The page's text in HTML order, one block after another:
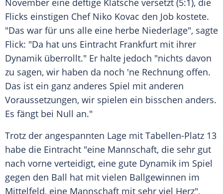
November eine deftige Klatsche versetzt (5:1), die
Flicks einstigen Chef Niko Kovac den Job kostete.
"Das war für uns alle eine herbe Niederlage", sagte
Flick: "Da hat uns Eintracht Frankfurt mit ihrer
Dynamik überrollt." Er halte jedoch "nichts davon
zu sagen, wir haben da noch 'ne Rechnung offen.
Das ist ein ganz anderes Spiel mit anderen
Voraussetzungen, wir spielen ein bisschen anders.
Es fängt bei Null an."
Trotz der angespannten Lage mit Tabellen-Platz 13
habe die Eintracht "eine Mannschaft, die sehr gut
nach vorne verteidigt, eine gute Dynamik im Spiel
gegen den Ball hat mit vielen Ballgewinnen im
Mittelfeld, eine Mannschaft mit sehr viel Herz",